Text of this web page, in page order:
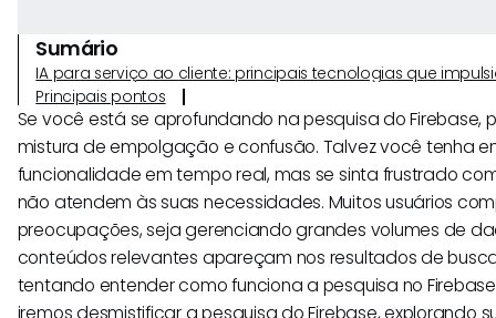
Sumário
IA para serviço ao cliente: principais tecnologias que
Principais pontos
Se você está se aprofundando na pesquisa do Firebase,
mistura de empolgação e confusão. Talvez você tenha
funcionalidade em tempo real, mas se sinta frustrado
não atendem às suas necessidades. Muitos usuários
preocupações, seja gerenciando grandes volumes de
conteúdos relevantes apareçam nos resultados de
tentando entender como funciona a pesquisa no